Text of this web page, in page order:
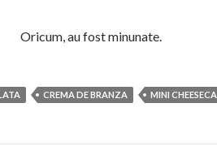
Oricum, au fost minunate.
CREMA DE BRANZA MINI